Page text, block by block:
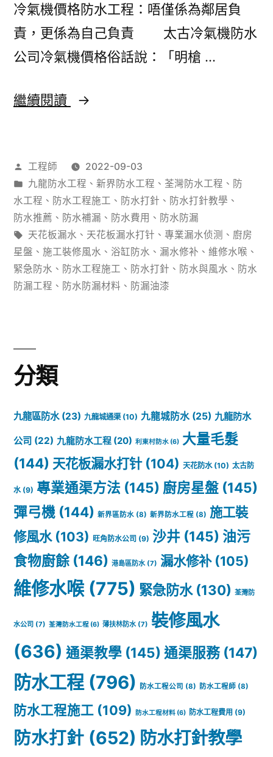
施
工
方
冷氣機價格防水工程：唔僅係為鄰居負
責，更係為自己負責 太古冷氣機防水
公司冷氣機價格俗話說：「明槍 …
繼續閱讀
冷
價
格
防
水
工
程：
鄰
居
負
責，
更
為
己
負
責
作
者：
工程師
2022-09-03
分
類：
九龍防水工程 、 新界防水工程 、 荃灣防水工程 、 防
水工程 、 防水工程施工 、 防水打針 、 防水打針教學 、
防水推薦 、 防水補漏 、 防水費用 、 防水防漏
標
籤:
天花板漏水 、 天花板漏水打针 、 專業漏水侦测 、 廚房
星盤 、 施工裝修風水 、 浴缸防水 、 漏水修补 、 維修水喉 、
緊急防水 、 防水工程施工 、 防水打針 、 防水與風水 、 防水
防漏工程 、 防水防漏材料 、 防漏油漆
分類
九龍區防水(23) 九龍城通渠(10) 九龍城防水 (25) 九龍防水
公司 (22) 九龍防水工程 (20) 利東村防水 (6) 大量毛髮
(144) 天花板漏水打针(104) 天花防水(10) 太古防
水(9) 專業通渠方法 (145) 廚房星盤 (145)
彈弓機 (144) 新界區防水 (8) 新界防水工程 (8) 施工裝
修風水(103) 旺角防水公司 (9) 沙井 (145) 油污
食物廚餘 (146) 港島區防水(7) 漏水修补(105)
維修水喉 (775) 緊急防水(130) 荃灣防
水公司 (7) 荃灣防水工程 (6) 薄扶林防水(7) 裝修風水
(636) 通渠教學 (145) 通渠服務(147)
防水工程 (796) 防水工程公司 (8) 防水工程師 (8)
防水工程施工 (109) 防水工程材料 (6) 防水工程費用 (9)
防水打針 (652) 防水打針教學